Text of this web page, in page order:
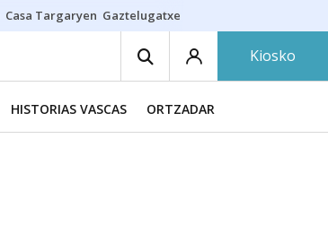
Casa Targaryen Gaztelugatxe
Kiosko
HISTORIAS VASCAS ORTZADAR